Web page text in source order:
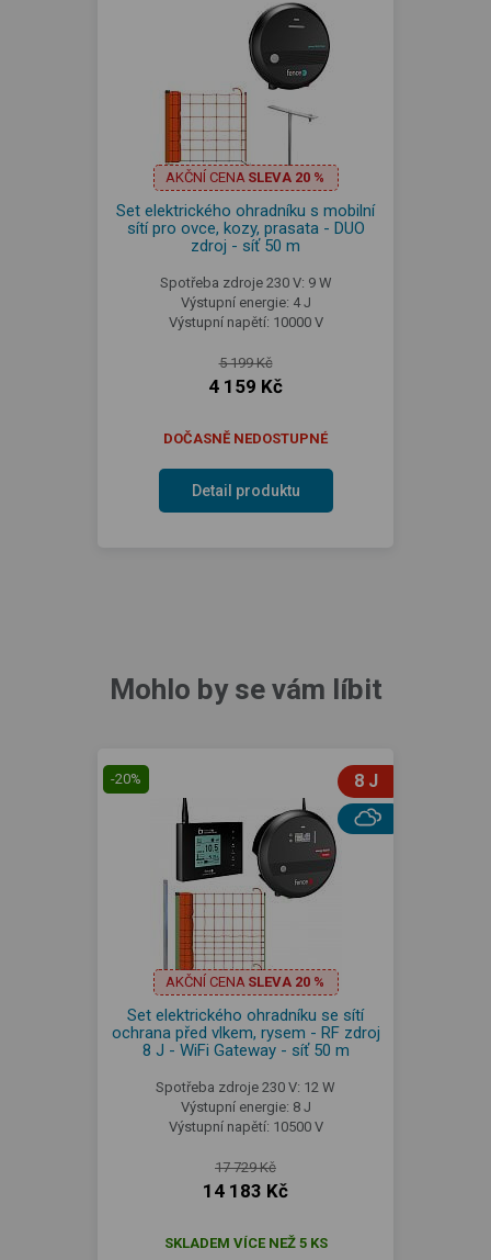
AKČNÍ CENA SLEVA 20 %
Set elektrického ohradníku s mobilní
sítí pro ovce, kozy, prasata - DUO
zdroj - síť 50 m
Spotřeba zdroje 230 V: 9 W
Výstupní energie: 4 J
Výstupní napětí: 10000 V
5 199 Kč
4 159 Kč
DOČASNĚ NEDOSTUPNÉ
Detail produktu
Mohlo by se vám líbit
-20% 8 J
AKČNÍ CENA SLEVA 20 %
Set elektrického ohradníku se sítí
ochrana před vlkem, rysem - RF zdroj
8 J - WiFi Gateway - síť 50 m
Spotřeba zdroje 230 V: 12 W
Výstupní energie: 8 J
Výstupní napětí: 10500 V
17 729 Kč
14 183 Kč
SKLADEM VÍCE NEŽ 5 KS